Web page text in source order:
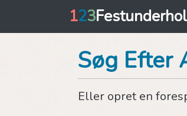
123
Søg Efter
Eller opret en